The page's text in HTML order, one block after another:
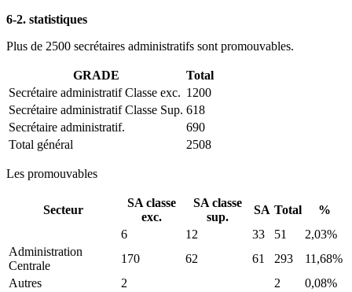
6-2. statistiques
Plus de 2500 secrétaires administratifs sont promouvables.
GRADE
Total
Secrétaire administratif Classe exc. 1200
Secrétaire administratif Classe Sup. 618
Secrétaire administratif.
690
Total général
2508
Les promouvables
Secteur
SA classe
exc.
SA classe
sup.
SA Total
%
6
12 33 51
2,03%
Administration
Centrale
170 62 61 293
11,68%
Autres
2 2
0,08%